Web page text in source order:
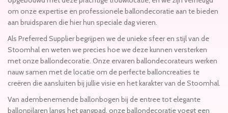
om onze expertise en professionele ballondecoratie aan te bieden
aan bruidsparen die hier hun speciale dag vieren.
Als Preferred Supplier begrijpen we de unieke sfeer en stijl van de
Stoomhal en weten we precies hoe we deze kunnen versterken
met onze ballondecoratie. Onze ervaren ballondecorateurs werken
nauw samen met de locatie om de perfecte balloncreaties te
creëren die aansluiten bij jullie visie en het karakter van de Stoomhal.
Van adembenemende ballonbogen bij de entree tot elegante
ballonpilaren langs het gangpad, onze ballondecoratie voegt een